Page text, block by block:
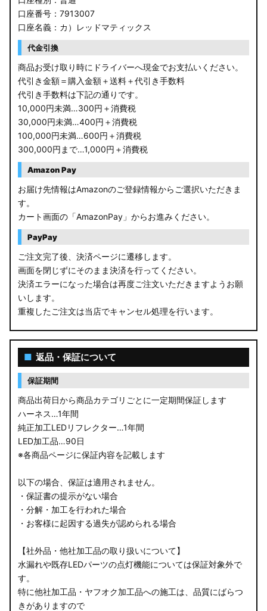
口座番号：7913007
口座名義：カ）レッドマティックス
代金引換
商品お受け取り時にドライバーへ現金でお支払いください。
代引き金額＝購入金額＋送料＋代引き手数料
代引き手数料は下記の通りです。
10,000円未満…300円＋消費税
30,000円未満…400円＋消費税
100,000円未満…600円＋消費税
300,000円まで…1,000円＋消費税
Amazon Pay
お届け先情報はAmazonのご登録情報からご選択いただきま
す。
カート画面の「AmazonPay」からお進みください。
PayPay
ご注文完了後、決済ページに遷移します。
画面を閉じずにそのまま決済を行ってください。
決済エラーになった場合は再度ご注文いただきますようお願
いします。
重複したご注文は当店でキャンセル処理を行います。
■ 返品・保証について
保証期間
商品出荷日から商品カテゴリごとに一定期間保証します
ハーネス…1年間
純正加工LEDリフレクター…1年間
LED加工品…90日
※各商品ページに保証内容を記載します
以下の場合、保証は適用されません。
・保証書の提示がない場合
・分解・加工を行われた場合
・お客様に起因する過失が認められる場合
【社外品・他社加工品の取り扱いについて】
水漏れや既存LEDパーツの点灯機能については保証対象外で
す。
特に他社加工品・ヤフオク加工品への施工は、品質にばらつ
きがありますので